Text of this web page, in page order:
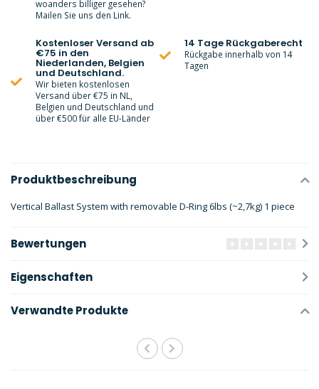
woanders billiger gesehen?
Mailen Sie uns den Link.
Kostenloser Versand ab
€75 in den
Niederlanden, Belgien
und Deutschland.
Wir bieten kostenlosen
Versand über €75 in NL,
Belgien und Deutschland und
über €500 für alle EU-Länder
14 Tage Rückgaberecht
Rückgabe innerhalb von 14
Tagen
Produktbeschreibung
Vertical Ballast System with removable D-Ring 6lbs (~2,7kg) 1 piece
Bewertungen
Eigenschaften
Verwandte Produkte